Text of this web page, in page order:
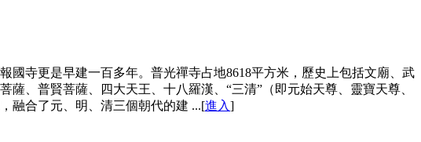
寺更是早建一百多年。普光禪寺占地8618平方米，歷史上包括文廟、武
、普賢菩薩、四大天王、十八羅漢、“三清”（即元始天尊、靈寶天尊、
融合了元、明、清三個朝代的建 ...[進入]